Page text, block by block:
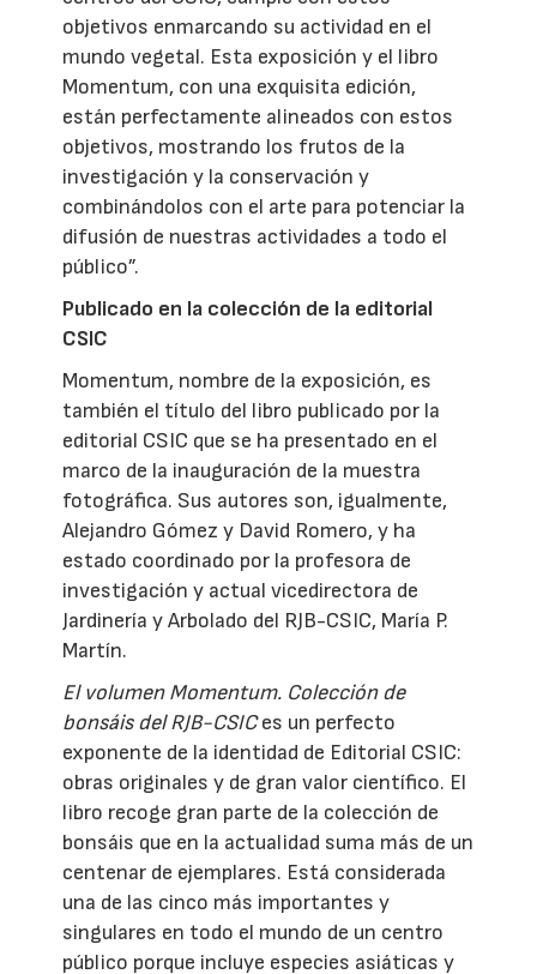
objetivos enmarcando su actividad en el
mundo vegetal. Esta exposición y el libro
Momentum, con una exquisita edición,
están perfectamente alineados con estos
objetivos, mostrando los frutos de la
investigación y la conservación y
combinándolos con el arte para potenciar la
difusión de nuestras actividades a todo el
público”.
Publicado en la colección de la editorial
CSIC
Momentum, nombre de la exposición, es
también el título del libro publicado por la
editorial CSIC que se ha presentado en el
marco de la inauguración de la muestra
fotográfica. Sus autores son, igualmente,
Alejandro Gómez y David Romero, y ha
estado coordinado por la profesora de
investigación y actual vicedirectora de
Jardinería y Arbolado del RJB-CSIC, María P.
Martín.
El volumen Momentum. Colección de
bonsáis del RJB-CSICes un perfecto
exponente de la identidad de Editorial CSIC:
obras originales y de gran valor científico. El
libro recoge gran parte de la colección de
bonsáis que en la actualidad suma más de un
centenar de ejemplares. Está considerada
una de las cinco más importantes y
singulares en todo el mundo de un centro
público porque incluye especies asiáticas y